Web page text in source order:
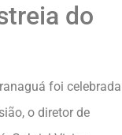
do
foi celebrada
o diretor de